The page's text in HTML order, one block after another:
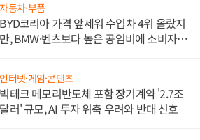
자동차·부품
BYD코리아 가격 앞세워 수입차 4위 올랐지
만, BMW·벤츠보다 높은 공임비에 소비자
인터넷·게임·콘텐츠
빅테크 메모리반도체 포함 장기계약 '2.7조
달러' 규모, AI 투자 위축 우려와 반대 신호